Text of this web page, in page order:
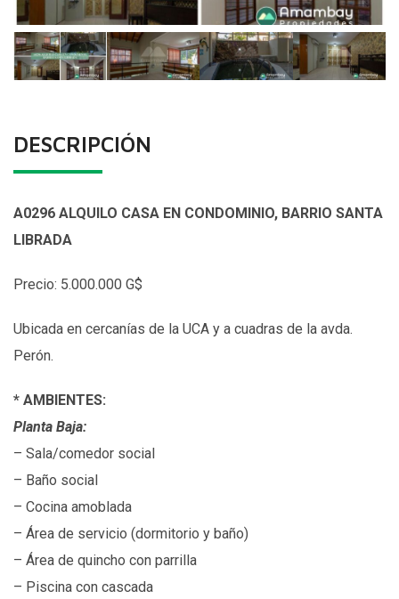
DESCRIPCIÓN
A0296 ALQUILO CASA EN CONDOMINIO, BARRIO SANTA
LIBRADA
Precio: 5.000.000 G$
Ubicada en cercanías de la UCA y a cuadras de la avda.
Perón.
* AMBIENTES:
Planta Baja:
– Sala/comedor social
– Baño social
– Cocina amoblada
– Área de servicio (dormitorio y baño)
– Área de quincho con parrilla
– Piscina con cascada